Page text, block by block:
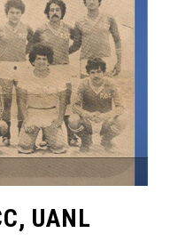
UANL